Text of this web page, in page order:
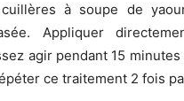
à soupe de
Appliquer
agir pendant 15
ce traitement 2 fois